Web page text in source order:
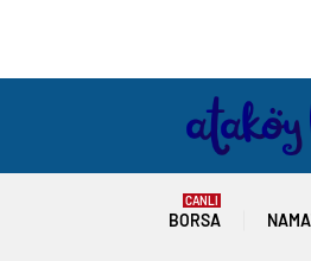
BORSA
CANLI